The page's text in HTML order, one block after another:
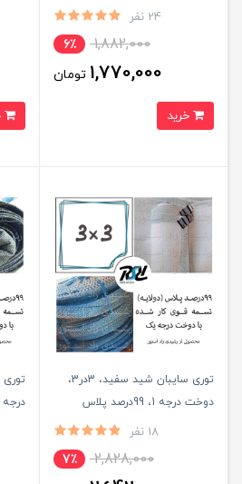
24 نفر
1,882,000 6٪
1,770,000 تومان
توری سایبان شید سفید، 3در3،
دوخت درجه 1، 99درصد پلاس
18 نفر
2,828,000 7٪
درجه 1، 99درصد پلاس